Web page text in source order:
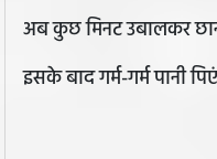
अब कुछ मिनट उबालकर
इसके बाद गर्म-गर्म पानी